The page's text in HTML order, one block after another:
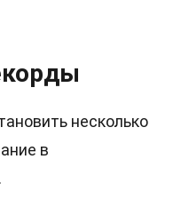
несколько
в